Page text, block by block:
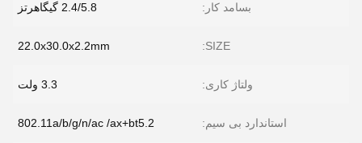
بسامد کار: 2.4/5.8 گیگاهرتز
SIZE:
22.0x30.0x2.2mm
ولتاژ کاری: 3.3 ولت
استاندارد بی سیم: 802.11a/b/g/n/ac /ax+bt5.2